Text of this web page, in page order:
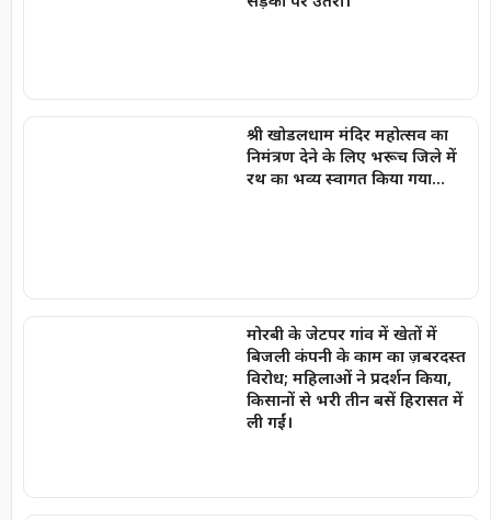
श्री खोडलधाम मंदिर महोत्सव का
निमंत्रण देने के लिए भरूच जिले में
रथ का भव्य स्वागत किया गया…
मोरबी के जेटपर गांव में खेतों में
बिजली कंपनी के काम का ज़बरदस्त
विरोध; महिलाओं ने प्रदर्शन किया,
किसानों से भरी तीन बसें हिरासत में
ली गईं।